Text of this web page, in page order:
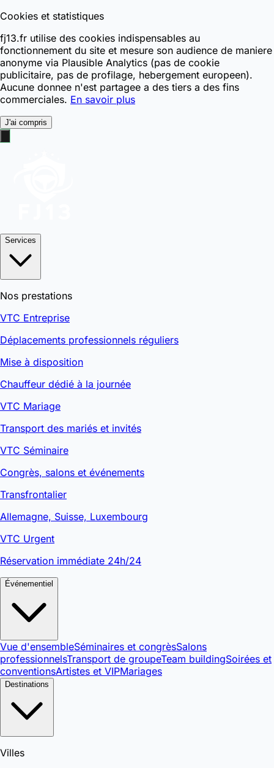
Cookies et statistiques
fj13.fr utilise des cookies indispensables au
fonctionnement du site et mesure son audience de maniere
anonyme via Plausible Analytics (pas de cookie
publicitaire, pas de profilage, hebergement europeen).
Aucune donnee n'est partagee a des tiers a des fins
commerciales. En savoir plus
J'ai compris
Services
Nos prestations
VTC Entreprise
Déplacements professionnels réguliers
Mise à disposition
Chauffeur dédié à la journée
VTC Mariage
Transport des mariés et invités
VTC Séminaire
Congrès, salons et événements
Transfrontalier
Allemagne, Suisse, Luxembourg
VTC Urgent
Réservation immédiate 24h/24
Événementiel
Vue d'ensembleSéminaires et congrèsSalons
professionnelsTransport de groupeTeam buildingSoirées et
conventionsArtistes et VIPMariages
Destinations
Villes